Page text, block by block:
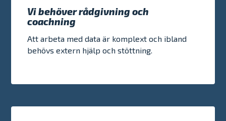
Vi behöver rådgivning och
coachning
Att arbeta med data är komplext och ibland
behövs extern hjälp och stöttning.